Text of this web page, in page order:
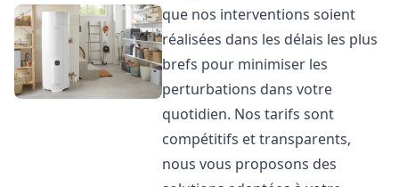
que nos interventions soient
réalisées dans les délais les plus
brefs pour minimiser les
perturbations dans votre
quotidien. Nos tarifs sont
compétitifs et transparents,
nous vous proposons des